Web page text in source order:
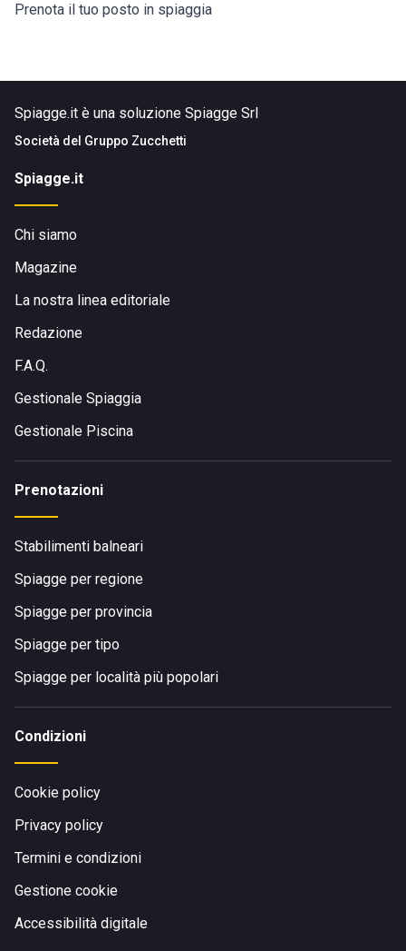
Prenota il tuo posto in spiaggia
Spiagge.it è una soluzione Spiagge Srl
Società del Gruppo Zucchetti
Spiagge.it
Chi siamo
Magazine
La nostra linea editoriale
Redazione
F.A.Q.
Gestionale Spiaggia
Gestionale Piscina
Prenotazioni
Stabilimenti balneari
Spiagge per regione
Spiagge per provincia
Spiagge per tipo
Spiagge per località più popolari
Condizioni
Cookie policy
Privacy policy
Termini e condizioni
Gestione cookie
Accessibilità digitale